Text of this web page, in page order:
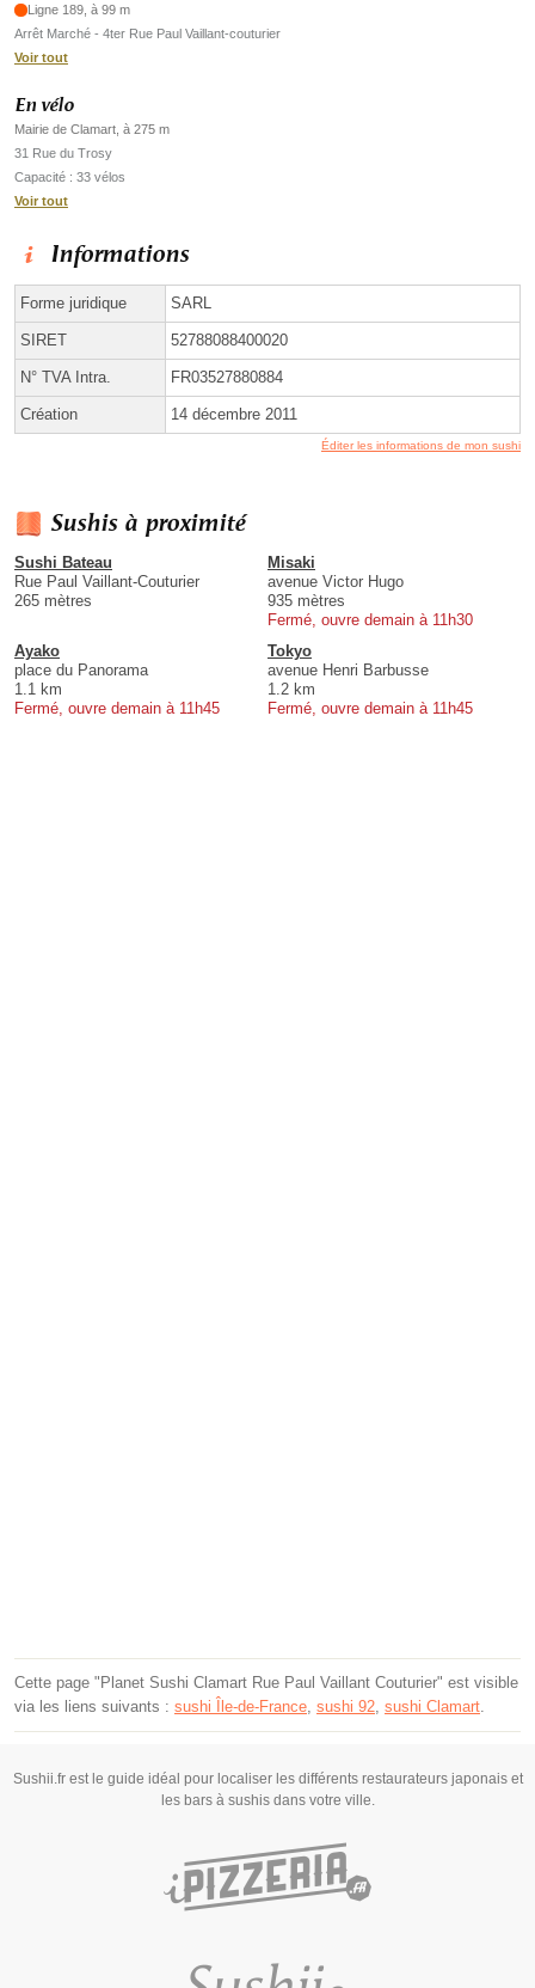
Ligne 189, à 99 m
Arrêt Marché - 4ter Rue Paul Vaillant-couturier
Voir tout
En vélo
Mairie de Clamart, à 275 m
31 Rue du Trosy
Capacité : 33 vélos
Voir tout
Informations
Forme juridique SARL
SIRET 52788088400020
N° TVA Intra. FR03527880884
Création 14 décembre 2011
Éditer les informations de mon sushi
Sushis à proximité
Sushi Bateau
Rue Paul Vaillant-Couturier
265 mètres
Misaki
avenue Victor Hugo
935 mètres
Fermé, ouvre demain à 11h30
Ayako
place du Panorama
1.1 km
Fermé, ouvre demain à 11h45
Tokyo
avenue Henri Barbusse
1.2 km
Fermé, ouvre demain à 11h45
Cette page "Planet Sushi Clamart Rue Paul Vaillant Couturier" est visible
via les liens suivants : sushi Île-de-France sushi 92 sushi Clamart
Sushii.fr est le guide idéal pour localiser les différents restaurateurs japonais et
les bars à sushis dans votre ville.